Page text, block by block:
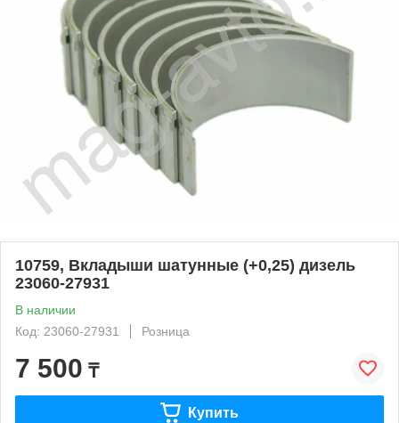
10759, Вкладыши шатунные (+0,25) дизель
23060-27931
В наличии
Код: 23060-27931
Розница
7 500 ₸
Купить